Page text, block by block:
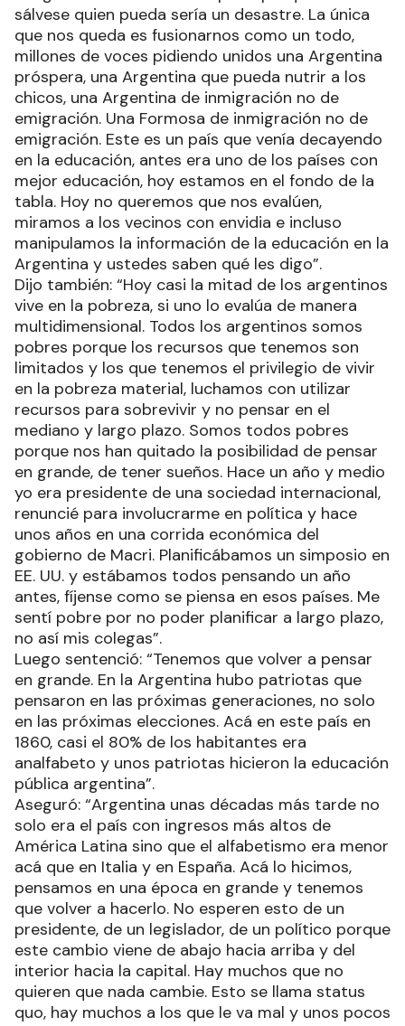
sálvese quien pueda sería un desastre. La única
que nos queda es fusionarnos como un todo,
millones de voces pidiendo unidos una Argentina
próspera, una Argentina que pueda nutrir a los
chicos, una Argentina de inmigración no de
emigración. Una Formosa de inmigración no de
emigración. Este es un país que venía decayendo
en la educación, antes era uno de los países con
mejor educación, hoy estamos en el fondo de la
tabla. Hoy no queremos que nos evalúen,
miramos a los vecinos con envidia e incluso
manipulamos la información de la educación en la
Argentina y ustedes saben qué les digo”.
Dijo también: “Hoy casi la mitad de los argentinos
vive en la pobreza, si uno lo evalúa de manera
multidimensional. Todos los argentinos somos
pobres porque los recursos que tenemos son
limitados y los que tenemos el privilegio de vivir
en la pobreza material, luchamos con utilizar
recursos para sobrevivir y no pensar en el
mediano y largo plazo. Somos todos pobres
porque nos han quitado la posibilidad de pensar
en grande, de tener sueños. Hace un año y medio
yo era presidente de una sociedad internacional,
renuncié para involucrarme en política y hace
unos años en una corrida económica del
gobierno de Macri. Planificábamos un simposio en
EE. UU. y estábamos todos pensando un año
antes, fíjense como se piensa en esos países. Me
sentí pobre por no poder planificar a largo plazo,
no así mis colegas”.
Luego sentenció: “Tenemos que volver a pensar
en grande. En la Argentina hubo patriotas que
pensaron en las próximas generaciones, no solo
en las próximas elecciones. Acá en este país en
1860, casi el 80% de los habitantes era
analfabeto y unos patriotas hicieron la educación
pública argentina”.
Aseguró: “Argentina unas décadas más tarde no
solo era el país con ingresos más altos de
América Latina sino que el alfabetismo era menor
acá que en Italia y en España. Acá lo hicimos,
pensamos en una época en grande y tenemos
que volver a hacerlo. No esperen esto de un
presidente, de un legislador, de un político porque
este cambio viene de abajo hacia arriba y del
interior hacia la capital. Hay muchos que no
quieren que nada cambie. Esto se llama status
quo, hay muchos a los que le va mal y unos pocos